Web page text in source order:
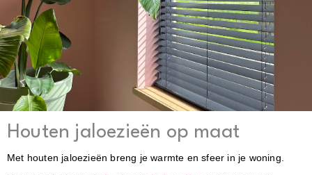
Houten jaloezieën op maat
Met houten jaloezieën breng je warmte en sfeer in je woning.